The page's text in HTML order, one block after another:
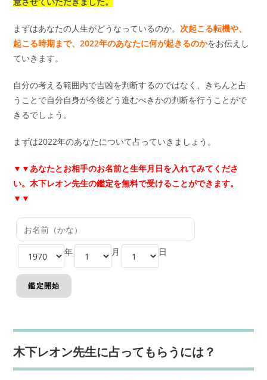
まずはあなたの人生がどうなっているのか。次起こる転機や、
起こる時期まで、2022年のあなたに何が起きるのかをお伝えし
ていきます。
自分の考える範囲内で吉凶を判断するのではなく、きちんと占
うことで自分自身が今後どう進むべきかの判断を行うことがで
きるでしょう。
まずは2022年のあなたについて占っていきましょう。
▼▼あなたとお相手のお名前と生年月日を入れてみてくださ
い。木下レオン先生の鑑定を無料で受けることができます。
▼▼
年 月 日
木下レオン先生に占ってもらうには？